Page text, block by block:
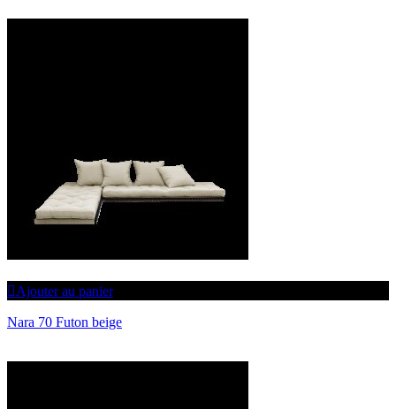
Ajouter au panier
Nara 70 Futon beige